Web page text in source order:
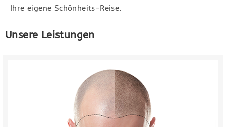
Ihre eigene Schönheits-Reise.
Unsere Leistungen